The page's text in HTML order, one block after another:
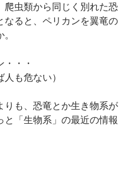
爬虫類から同じく別れた恐
なると、ペリカンを翼竜の
・・
も危ない）
りも、恐竜とか生き物系が
「生物系」の最近の情報